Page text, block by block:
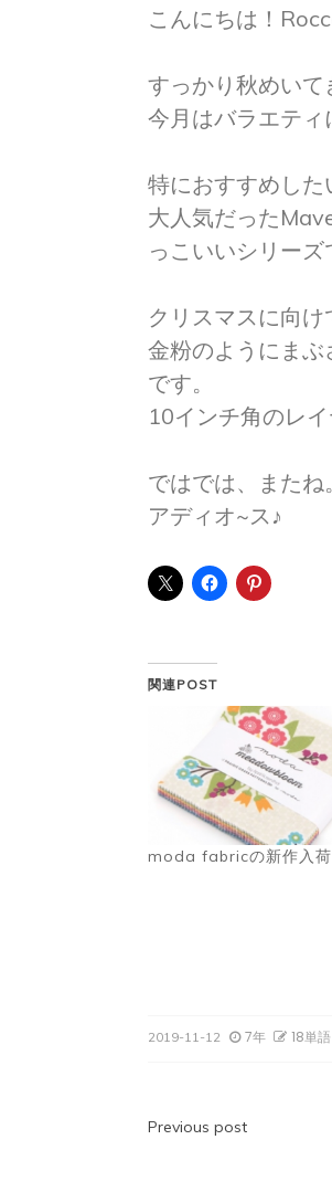
こんにちは！
すっかり秋めいて
今月はバラエティ
特におすすめした
大人気だった
っこいいシリーズ
クリスマスに向け
金粉のようにま
です。
10インチ角のレ
ではでは、またね。
アディオ~ス♪
関連POST
moda fabricの新作入荷
2019-11-12 7年 18単語
投
Previous post